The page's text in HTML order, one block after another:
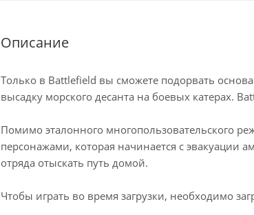
Описание
Только в Battlefield вы сможете подорвать
высадку морского десанта на боевых катерах.
Помимо эталонного многопользовательского
персонажами, которая начинается с эвакуации
отряда отыскать путь домой.
Чтобы играть во время загрузки, необходимо